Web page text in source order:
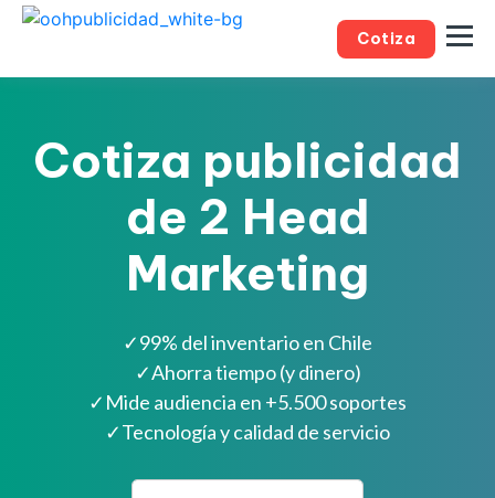
Cotiza
Cotiza publicidad
de 2 Head
Marketing
✓99% del inventario en Chile
✓Ahorra tiempo (y dinero)
✓ Mide audiencia en +5.500 soportes
✓Tecnología y calidad de servicio